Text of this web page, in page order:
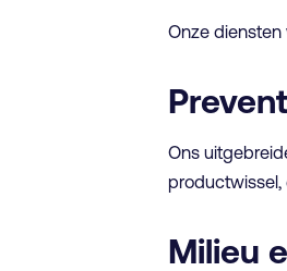
Onze
Ons
productwissel,
Milieu